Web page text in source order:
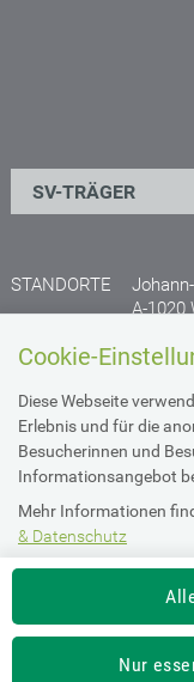
Cookie-
Diese Webseite
Erlebnis und für die
Besucherinnen und
Informationsangebot
Mehr Informationen
& Datenschutz
Die Einstellung können
" ändern.
Nur
SV-TRÄGER
STANDORTE
A-1020
A-